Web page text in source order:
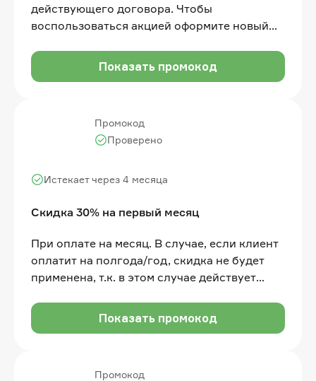
действующего договора. Чтобы
воспользоваться акцией оформите новый
согласно выбранному тарифу, получите 1
месяц пользования услугами в подарок
Показать промокод
Промокод
Скидка 30% на первый месяц
Истекает через 4 месяца
Проверено
При оплате на месяц. В случае, если клиент
оплатит на полгода/год, скидка не будет
применена, т.к. в этом случае действует
Показать промокод
Промокод